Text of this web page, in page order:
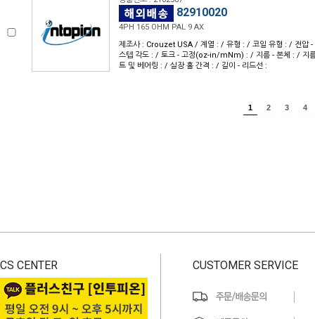
82910020
4PH 165 OHM PAL 9 AX
제조사 : Crouzet USA / 계열 : / 유형 : / 코일 유형 : / 전압
스텝 각도 : / 토크 - 고정(oz-in/mNm) : / 지름 - 본체 : / 지
트 및 베어링 : / 실장 홀 간격 : / 길이 - 리드선 :
1 2 3 4
CS CENTER CUSTOMER SERVICE